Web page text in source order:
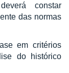
constar
das normas
em critérios
do histórico